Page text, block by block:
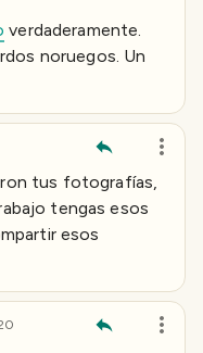
verdaderamente.
noruegos. Un
tus fotografías,
tengas esos
esos